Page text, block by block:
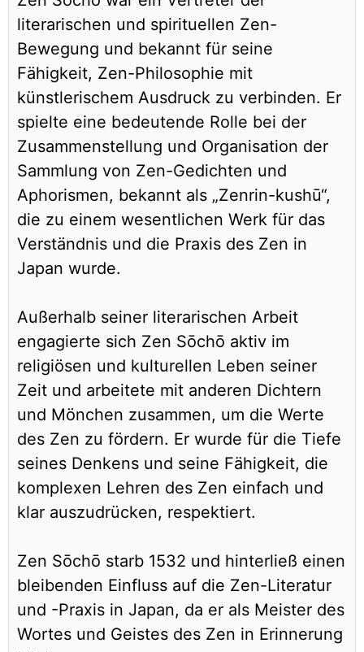
literarischen und spirituellen Zen-
Bewegung und bekannt für seine
Fähigkeit, Zen-Philosophie mit
künstlerischem Ausdruck zu verbinden. Er
spielte eine bedeutende Rolle bei der
Zusammenstellung und Organisation der
Sammlung von Zen-Gedichten und
Aphorismen, bekannt als „Zenrin-kushū“,
die zu einem wesentlichen Werk für das
Verständnis und die Praxis des Zen in
Japan wurde.
Außerhalb seiner literarischen Arbeit
engagierte sich Zen Sōchō aktiv im
religiösen und kulturellen Leben seiner
Zeit und arbeitete mit anderen Dichtern
und Mönchen zusammen, um die Werte
des Zen zu fördern. Er wurde für die Tiefe
seines Denkens und seine Fähigkeit, die
komplexen Lehren des Zen einfach und
klar auszudrücken, respektiert.
Zen Sōchō starb 1532 und hinterließ einen
bleibenden Einfluss auf die Zen-Literatur
und -Praxis in Japan, da er als Meister des
Wortes und Geistes des Zen in Erinnerung